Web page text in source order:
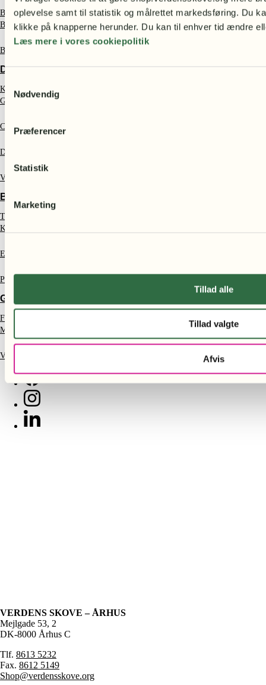
oplevelse samt til statistik og målrettet markedsføring. Du
klikke på knapperne herunder. Du kan til enhver tid ændre
Læs mere i vores cookiepolitik
Nødvendig
Præferencer
Statistik
Marketing
Tillad alle
Tillad valgte
Afvis
Bamser
Børneplakater – smukke motiver med dyr og natur
Børnebøger
DELIKATESSE
Kaffe fra Etiopien
Gaveæsker
Chokolade
Dadelkonfekt
Vanilje
BOLIGTILBEHØR
Træfigurer
Krus & termoflasker
Emaljekrus
Plakater
GAVEIDÉER
Fars dags gave
Mors dags gave
Velgørende gaver
VERDENS SKOVE – ÅRHUS
Mejlgade 53, 2
DK-8000 Århus C
Tlf. 8613 5232
Fax. 8612 5149
Shop@verdensskove.org